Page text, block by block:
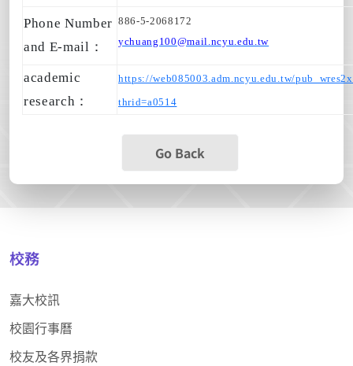
Phone Number
and E-mail：
886-5-2068172
ychuang100@mail.ncyu.edu.tw
academic
research ：
https://web085003.adm.ncyu.edu.tw/
thrid=a0514
Go Back
校務
嘉大校訊
校園行事曆
校友及各界捐款